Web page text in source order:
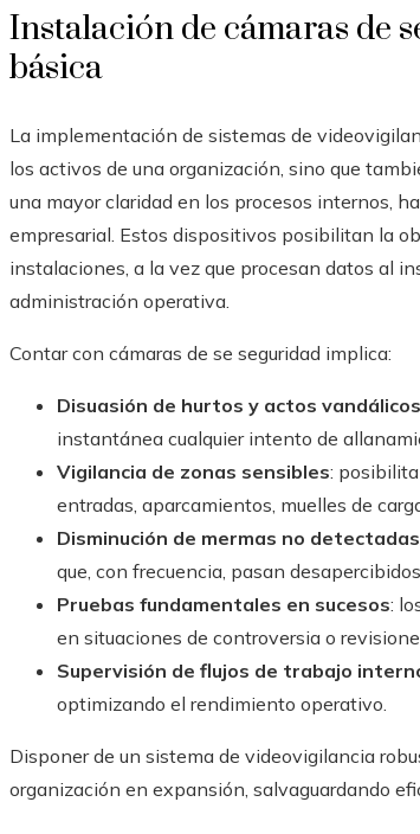
Instalación de cámaras de
básica
La implementación de sistemas de
los activos de una organización, sino que
una mayor claridad en los procesos internos,
empresarial. Estos dispositivos posibilitan la
instalaciones, a la vez que procesan datos al
administración operativa.
Contar con cámaras de se seguridad implica:
Disuasión de hurtos y actos vandálicos
instantánea cualquier intento de
Vigilancia de zonas sensibles:
entradas, aparcamientos, muelles de
Disminución de mermas no detectadas
que, con frecuencia, pasan
Pruebas fundamentales en sucesos:
en situaciones de controversia o
Supervisión de flujos de trabajo
optimizando el rendimiento operativo.
Disponer de un sistema de videovigilancia
organización en expansión, salvaguardando